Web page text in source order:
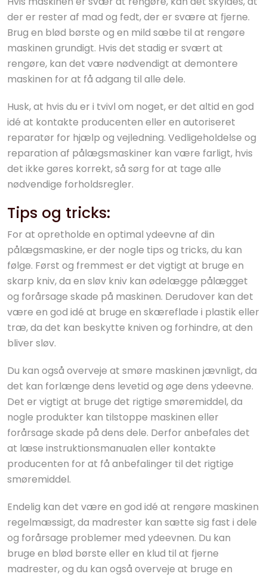
der er rester af mad og fedt, der er svære at fjerne.
Brug en blød børste og en mild sæbe til at rengøre
maskinen grundigt. Hvis det stadig er svært at
rengøre, kan det være nødvendigt at demontere
maskinen for at få adgang til alle dele.
Husk, at hvis du er i tvivl om noget, er det altid en god
idé at kontakte producenten eller en autoriseret
reparatør for hjælp og vejledning. Vedligeholdelse og
reparation af pålægsmaskiner kan være farligt, hvis
det ikke gøres korrekt, så sørg for at tage alle
nødvendige forholdsregler.
Tips og tricks:
For at opretholde en optimal ydeevne af din
pålægsmaskine, er der nogle tips og tricks, du kan
følge. Først og fremmest er det vigtigt at bruge en
skarp kniv, da en sløv kniv kan ødelægge pålægget
og forårsage skade på maskinen. Derudover kan det
være en god idé at bruge en skæreflade i plastik eller
træ, da det kan beskytte kniven og forhindre, at den
bliver sløv.
Du kan også overveje at smøre maskinen jævnligt, da
det kan forlænge dens levetid og øge dens ydeevne.
Det er vigtigt at bruge det rigtige smøremiddel, da
nogle produkter kan tilstoppe maskinen eller
forårsage skade på dens dele. Derfor anbefales det
at læse instruktionsmanualen eller kontakte
producenten for at få anbefalinger til det rigtige
smøremiddel.
Endelig kan det være en god idé at rengøre maskinen
regelmæssigt, da madrester kan sætte sig fast i dele
og forårsage problemer med ydeevnen. Du kan
bruge en blød børste eller en klud til at fjerne
madrester, og du kan også overveje at bruge en